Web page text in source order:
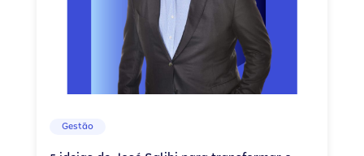
Gestão